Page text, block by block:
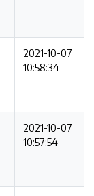
2021-10-07
10:58:34
2021-10-07
10:57:54